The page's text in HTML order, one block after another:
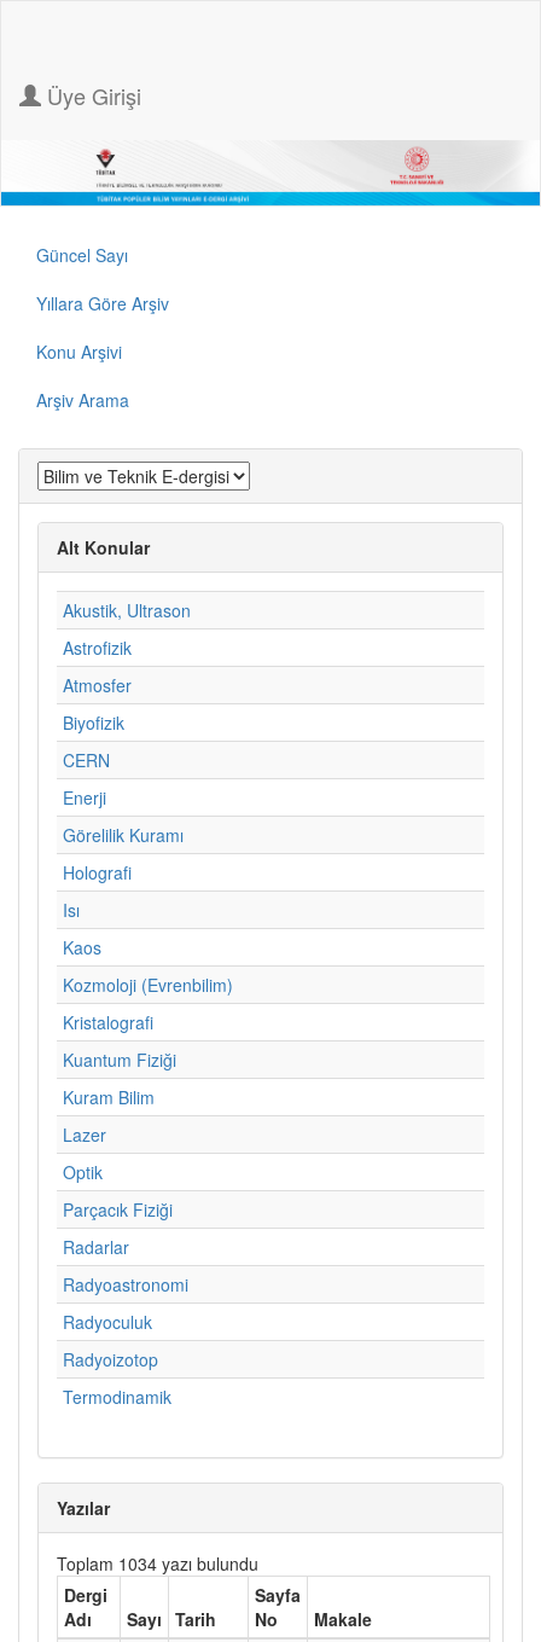
Üye Girişi
Güncel Sayı
Yıllara Göre Arşiv
Konu Arşivi
Arşiv Arama
Alt Konular
Akustik, Ultrason
Astrofizik
Atmosfer
Biyofizik
CERN
Enerji
Görelilik Kuramı
Holografi
Isı
Kaos
Kozmoloji (Evrenbilim)
Kristalografi
Kuantum Fiziği
Kuram Bilim
Lazer
Optik
Parçacık Fiziği
Radarlar
Radyoastronomi
Radyoculuk
Radyoizotop
Termodinamik
Yazılar
Toplam 1034 yazı bulundu
Dergi
Adı
Sayı Tarih
Sayfa
No
Makale